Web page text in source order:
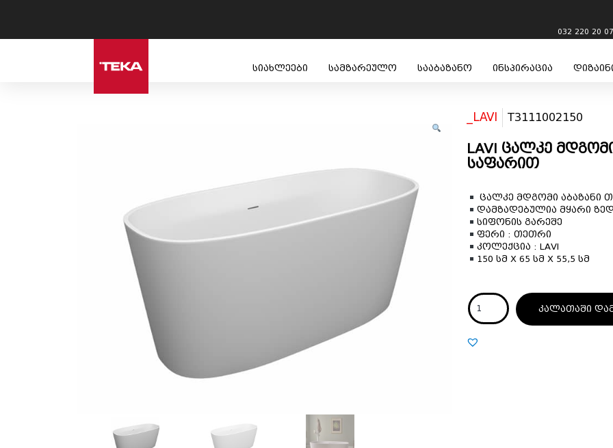
032 220 20 07
სიახლეები სამზარეულო სააბაზანო ინსპირაცია
_LAVI T3111002150
LAVI ცალკე
საფარით
ცალკე მდგომი აბაზანი
დამზადებულია მყარი
სიფონის გარეშე
ფერი : თეთრი
კოლექცია : LAVI
150 სმ X 65 სმ X 55,5 სმ
კალათაში